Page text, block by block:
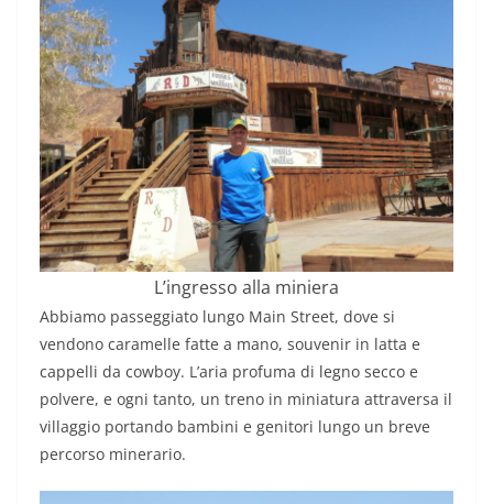
L’ingresso alla miniera
Abbiamo passeggiato lungo Main Street, dove si
vendono caramelle fatte a mano, souvenir in latta e
cappelli da cowboy. L’aria profuma di legno secco e
polvere, e ogni tanto, un treno in miniatura attraversa il
villaggio portando bambini e genitori lungo un breve
percorso minerario.